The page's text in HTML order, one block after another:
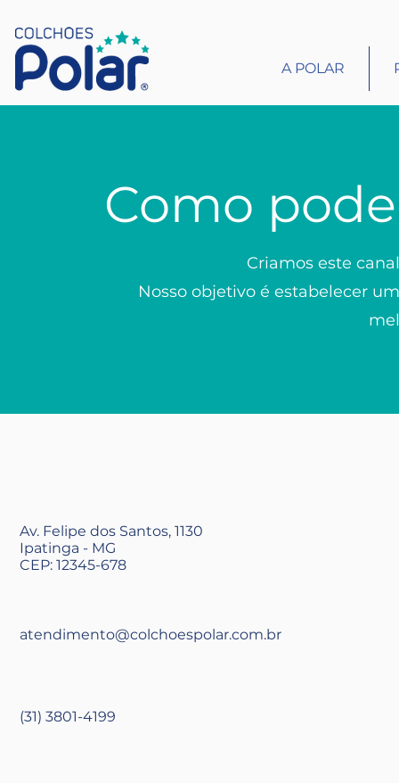
A POLAR
Como
Criamos este
Nosso objetivo é estabelecer
Av. Felipe dos Santos, 1130
Ipatinga - MG
CEP: 12345-678
atendimento@colchoespolar.com.br
(31) 3801-4199